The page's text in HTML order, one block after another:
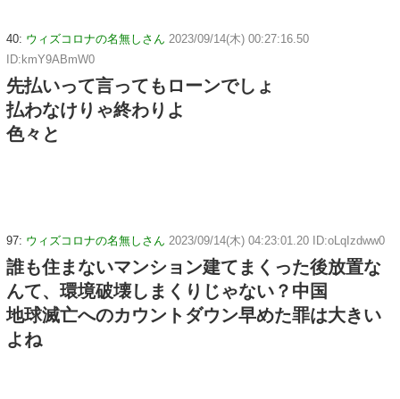
40: ウィズコロナの名無しさん 2023/09/14(木) 00:27:16.50
ID:kmY9ABmW0
先払いって言ってもローンでしょ
払わなけりゃ終わりよ
色々と
97: ウィズコロナの名無しさん 2023/09/14(木) 04:23:01.20 ID:oLqIzdww0
誰も住まないマンション建てまくった後放置な
んて、環境破壊しまくりじゃない？中国
地球滅亡へのカウントダウン早めた罪は大きい
よね